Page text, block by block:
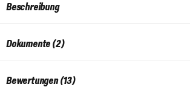
Beschreibung
Dokumente (2)
Bewertungen (13)